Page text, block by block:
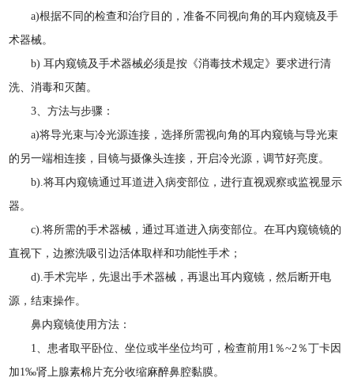
a)根据不同的检查和治疗目的，准备不同视向角的耳内窥镜及手
术器械。
b) 耳内窥镜及手术器械必须是按《消毒技术规定》要求进行清
洗、消毒和灭菌。
3、方法与步骤：
a)将导光束与冷光源连接，选择所需视向角的耳内窥镜与导光束
的另一端相连接，目镜与摄像头连接，开启冷光源，调节好亮度。
b).将耳内窥镜通过耳道进入病变部位，进行直视观察或监视显示
器。
c).将所需的手术器械，通过耳道进入病变部位。在耳内窥镜镜的
直视下，边擦洗吸引边活体取样和功能性手术；
d).手术完毕，先退出手术器械，再退出耳内窥镜，然后断开电
源，结束操作。
鼻内窥镜使用方法：
1、患者取平卧位、坐位或半坐位均可，检查前用1％~2％丁卡因
加1‰肾上腺素棉片充分收缩麻醉鼻腔黏膜。